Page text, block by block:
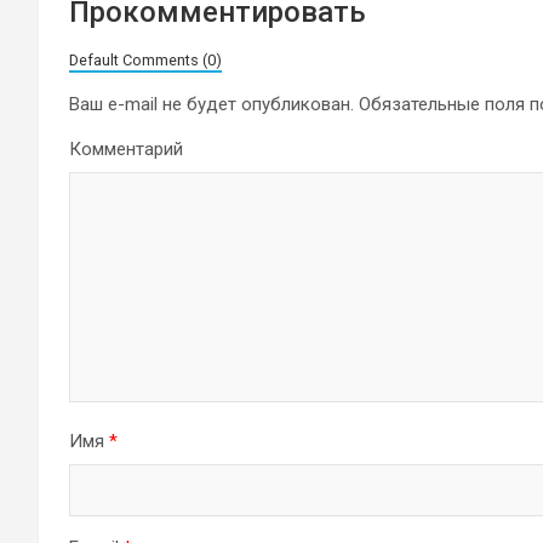
Прокомментировать
Default Comments (0)
Ваш e-mail не будет опубликован. Обязательные поля
Комментарий
Имя *